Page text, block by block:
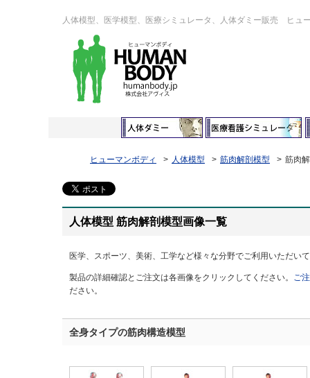
人体模型、医学模型、医療シミュレータ、人体ダミー販売 ヒュ
ヒューマンボディ 人体模型 筋肉解剖模型 筋肉
人体模型 筋肉解剖模型画像一覧
医学、スポーツ、美術、工学など様々な分野でご利用いただい
製品の詳細確認とご注文は各画像をクリックしてください。 ご
ださい。
全身タイプの筋肉構造模型